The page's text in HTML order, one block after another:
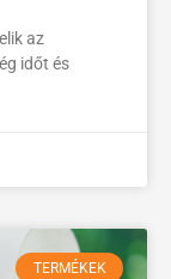
az
időt és
TERMÉKEK